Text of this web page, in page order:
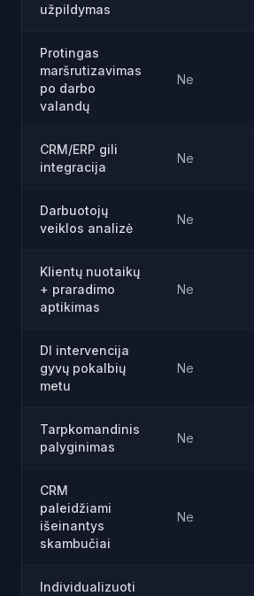
užpildymas
Protingas
maršrutizavimas
po darbo
valandų
Ne
CRM/ERP gili
integracija
Ne
Darbuotojų
veiklos analizė
Ne
Klientų nuotaikų
+ praradimo
aptikimas
Ne
DI intervencija
gyvų pokalbių
metu
Ne
Tarpkomandinis
palyginimas
Ne
CRM
paleidžiami
išeinantys
skambučiai
Ne
Individualizuoti